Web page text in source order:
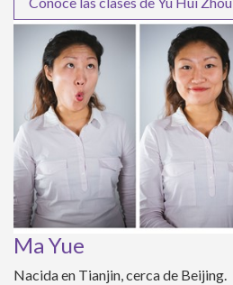
Ma Yue
Nacida en Tianjin, cerca de Beijing.